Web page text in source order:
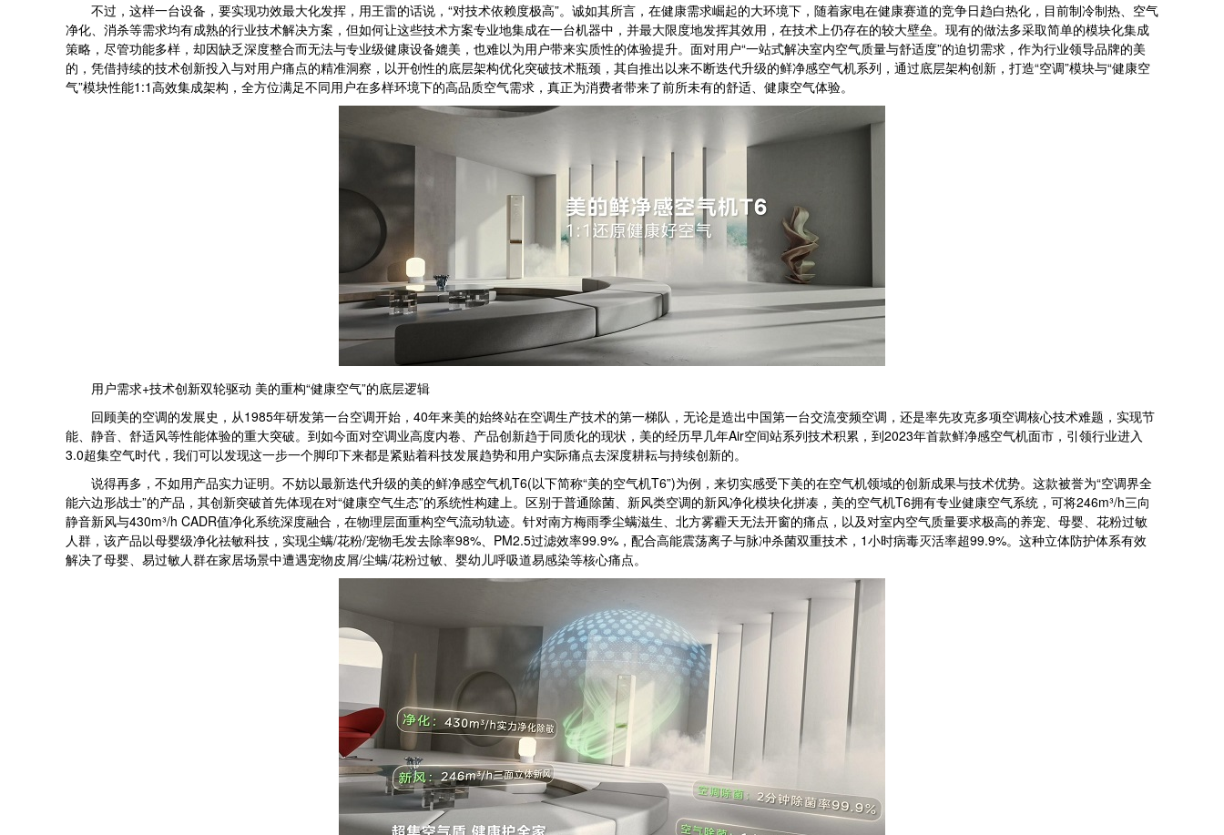
不过，这样一台设备，要实现功效最大化发挥，用王雷的话说，“对技术依赖度极高”。诚如其所言，在健康需求崛起的大环境下，随着家电在健康赛道的竞争日趋白热化，目前制冷制热、空气
净化、消杀等需求均有成熟的行业技术解决方案，但如何让这些技术方案专业地集成在一台机器中，并最大限度地发挥其效用，在技术上仍存在的较大壁垒。现有的做法多采取简单的模块化集成
策略，尽管功能多样，却因缺乏深度整合而无法与专业级健康设备媲美，也难以为用户带来实质性的体验提升。面对用户“一站式解决室内空气质量与舒适度”的迫切需求，作为行业领导品牌的美
的，凭借持续的技术创新投入与对用户痛点的精准洞察，以开创性的底层架构优化突破技术瓶颈，其自推出以来不断迭代升级的鲜净感空气机系列，通过底层架构创新，打造“空调”模块与“健康空
气”模块性能1:1高效集成架构，全方位满足不同用户在多样环境下的高品质空气需求，真正为消费者带来了前所未有的舒适、健康空气体验。
用户需求+技术创新双轮驱动 美的重构“健康空气”的底层逻辑
回顾美的空调的发展史，从1985年研发第一台空调开始，40年来美的始终站在空调生产技术的第一梯队，无论是造出中国第一台交流变频空调，还是率先攻克多项空调核心技术难题，实现节
能、静音、舒适风等性能体验的重大突破。到如今面对空调业高度内卷、产品创新趋于同质化的现状，美的经历早几年Air空间站系列技术积累，到2023年首款鲜净感空气机面市，引领行业进入
3.0超集空气时代，我们可以发现这一步一个脚印下来都是紧贴着科技发展趋势和用户实际痛点去深度耕耘与持续创新的。
说得再多，不如用产品实力证明。不妨以最新迭代升级的美的鲜净感空气机T6(以下简称“美的空气机T6”)为例，来切实感受下美的在空气机领域的创新成果与技术优势。这款被誉为“空调界全
能六边形战士”的产品，其创新突破首先体现在对“健康空气生态”的系统性构建上。区别于普通除菌、新风类空调的新风净化模块化拼凑，美的空气机T6拥有专业健康空气系统，可将246m³/h三向
静音新风与430m³/h CADR值净化系统深度融合，在物理层面重构空气流动轨迹。针对南方梅雨季尘螨滋生、北方雾霾天无法开窗的痛点，以及对室内空气质量要求极高的养宠、母婴、花粉过敏
人群，该产品以母婴级净化祛敏科技，实现尘螨/花粉/宠物毛发去除率98%、PM2.5过滤效率99.9%，配合高能震荡离子与脉冲杀菌双重技术，1小时病毒灭活率超99.9%。这种立体防护体系有效
解决了母婴、易过敏人群在家居场景中遭遇宠物皮屑/尘螨/花粉过敏、婴幼儿呼吸道易感染等核心痛点。